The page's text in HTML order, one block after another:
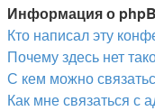
Информация о
Кто написал эту
Почему здесь нет
С кем можно
Как мне связаться с